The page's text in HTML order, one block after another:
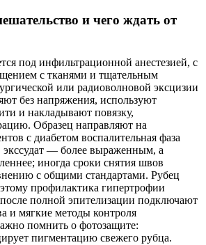
и чего ждать от
под инфильтрационной анестезией, с
с тканями и тщательным
или радиоволновой эксцизии
без напряжения, используют
и накладывают повязку,
Образец направляют на
с диабетом воспалительная фаза
— более выраженным, а
иногда сроки снятия швов
с общими стандартами. Рубец
профилактика гипертрофии
полной эпителизации подключают
и мягкие методы контроля
помнить о фотозащите:
пигментацию свежего рубца.